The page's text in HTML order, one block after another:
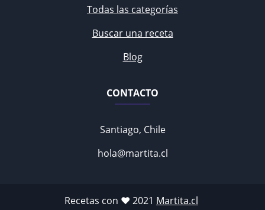
Todas las categorías
Buscar una receta
Blog
CONTACTO
Santiago, Chile
hola@martita.cl
Recetas con ♥ 2021 Martita.cl